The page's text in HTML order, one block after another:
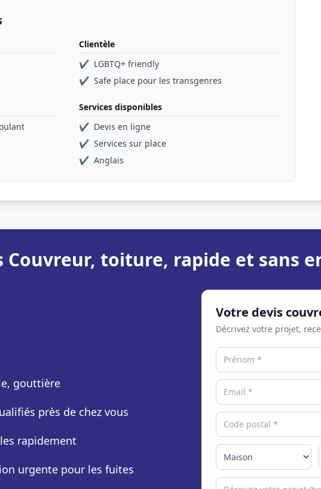
Clientèle
✔ LGBTQ+ friendly
✔ Safe place pour les transgenres
Services disponibles
✔ Devis en ligne
✔ Services sur place
✔ Anglais
Couvreur, toiture, rapide et sans
gouttière
près de chez vous
rapidement
urgente pour les fuites
Votre devis
Décrivez votre projet,